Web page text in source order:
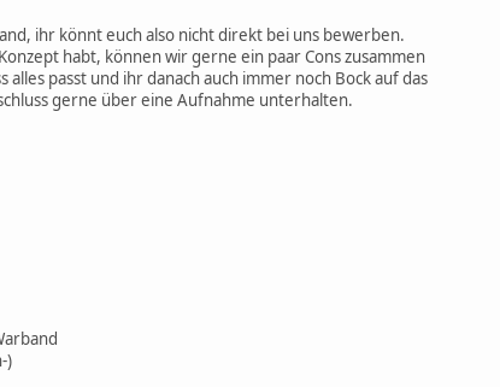
ihr könnt euch also nicht direkt bei uns bewerben.
habt, können wir gerne ein paar Cons zusammen
alles passt und ihr danach auch immer noch Bock auf das
gerne über eine Aufnahme unterhalten.
)